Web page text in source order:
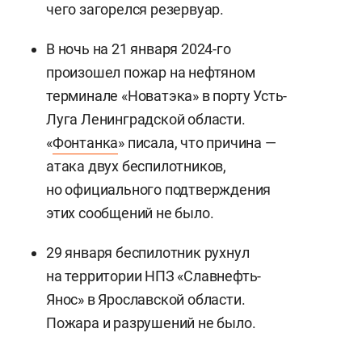
чего загорелся резервуар.
В ночь на 21 января 2024-го
произошел пожар на нефтяном
терминале «Новатэка» в порту Усть-
Луга Ленинградской области.
«Фонтанка» писала, что причина —
атака двух беспилотников,
но официального подтверждения
этих сообщений не было.
29 января беспилотник рухнул
на территории НПЗ «Славнефть-
Янос» в Ярославской области.
Пожара и разрушений не было.